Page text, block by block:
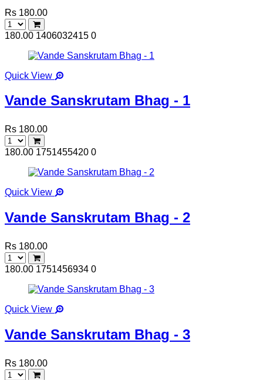
Rs 180.00
180.00 1406032415 0
Quick View
Vande Sanskrutam Bhag - 1
Rs 180.00
180.00 1751455420 0
Quick View
Vande Sanskrutam Bhag - 2
Rs 180.00
180.00 1751456934 0
Quick View
Vande Sanskrutam Bhag - 3
Rs 180.00